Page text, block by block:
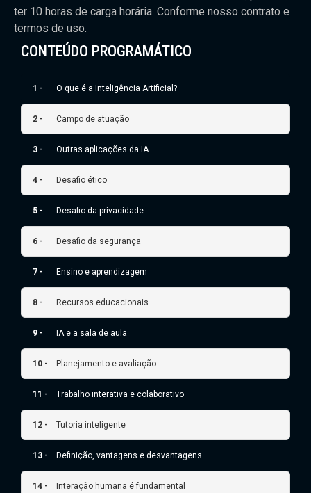
ter 10 horas de carga horária. Conforme nosso contrato e
termos de uso.
CONTEÚDO PROGRAMÁTICO
1 - O que é a Inteligência Artificial?
2 - Campo de atuação
3 - Outras aplicações da IA
4 - Desafio ético
5 - Desafio da privacidade
6 - Desafio da segurança
7 - Ensino e aprendizagem
8 - Recursos educacionais
9 - IA e a sala de aula
10 - Planejamento e avaliação
11 - Trabalho interativa e colaborativo
12 - Tutoria inteligente
13 - Definição, vantagens e desvantagens
14 - Interação humana é fundamental